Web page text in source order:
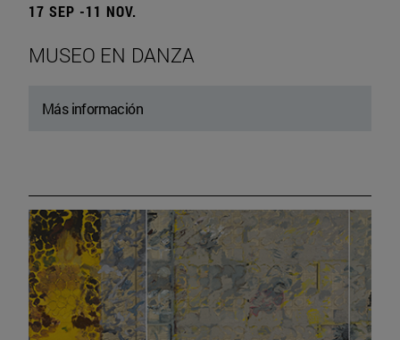
17 SEP -11 NOV.
MUSEO EN DANZA
Más información